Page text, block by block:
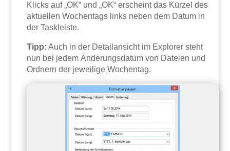
Klicks auf „OK“ und „OK“ erscheint das Kürzel des
aktuellen Wochentags links neben dem Datum in
der Taskleiste.
Tipp: Auch in der Detailansicht im Explorer steht
nun bei jedem Änderungsdatum von Dateien und
Ordnern der jeweilige Wochentag.